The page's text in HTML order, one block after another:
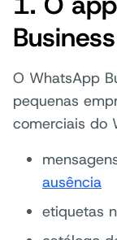
Business
O WhatsApp
pequenas
comerciais do
ausência
etiquetas